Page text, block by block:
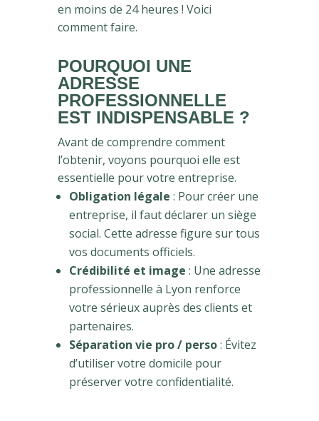
en moins de 24 heures ! Voici
comment faire.
POURQUOI UNE
ADRESSE
PROFESSIONNELLE
EST INDISPENSABLE ?
Avant de comprendre comment
l’obtenir, voyons pourquoi elle est
essentielle pour votre entreprise.
Obligation légale : Pour créer une
entreprise, il faut déclarer un siège
social. Cette adresse figure sur tous
vos documents officiels.
Crédibilité et image : Une adresse
professionnelle à Lyon renforce
votre sérieux auprès des clients et
partenaires.
Séparation vie pro / perso: Évitez
d’utiliser votre domicile pour
préserver votre confidentialité.